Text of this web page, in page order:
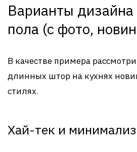
Варианты
пола (с фото,
В качестве примера
длинных штор на кухнях
стилях.
Хай-тек и